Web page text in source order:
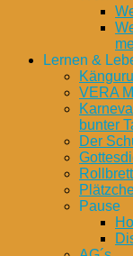
Lernen &
VERA
bunter
Der
Pause